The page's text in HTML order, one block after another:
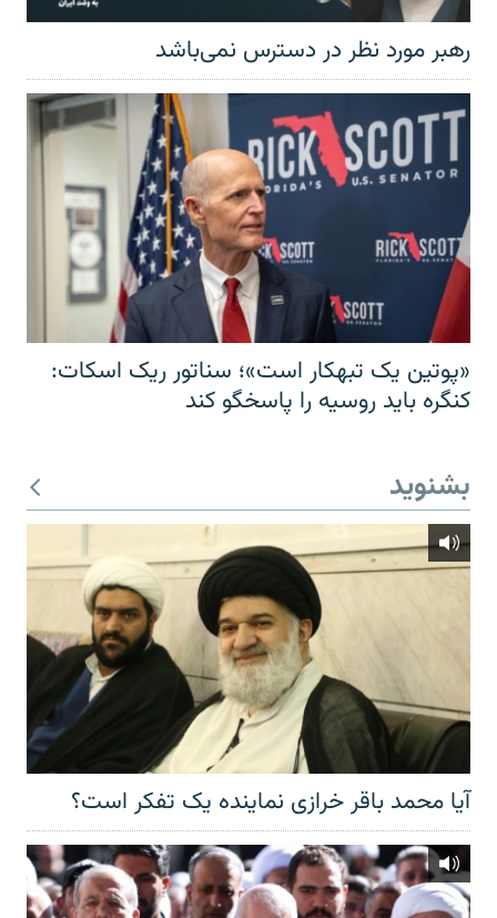
رهبر مورد نظر در دسترس نمی‌باشد
«پوتین یک تبهکار است»؛ سناتور ریک اسکات:
کنگره باید روسیه را پاسخگو کند
بشنوید
آیا محمد باقر خرازی نماینده یک تفکر است؟